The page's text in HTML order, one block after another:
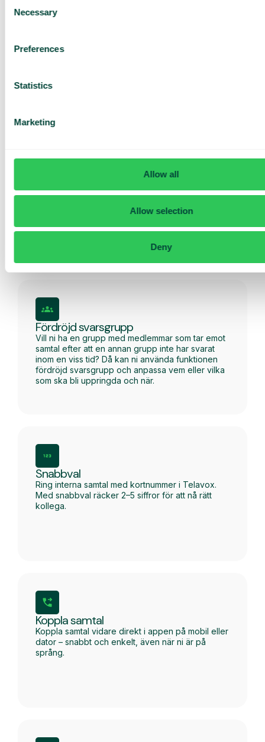
Selection
Necessary
Preferences
Statistics
Marketing
Allow all
Allow selection
Deny
och hitta tonen som passar bäst för varje tillfälle.
Planera öppettider, helgdagar och
växellägen, lägg till meddelanden och
kan göras i förväg och anpassas efter hur
Fördröjd svarsgrupp
Vill ni ha en grupp med medlemmar som tar emot
samtal efter att en annan grupp inte har svarat
inom en viss tid? Då kan ni använda funktionen
fördröjd svarsgrupp och anpassa vem eller vilka
som ska bli uppringda och när.
Snabbval
Ring interna samtal med kortnummer i Telavox.
Med snabbval räcker 2–5 siffror för att nå rätt
kollega.
Koppla samtal
Koppla samtal vidare direkt i appen på mobil eller
dator – snabbt och enkelt, även när ni är på
språng.